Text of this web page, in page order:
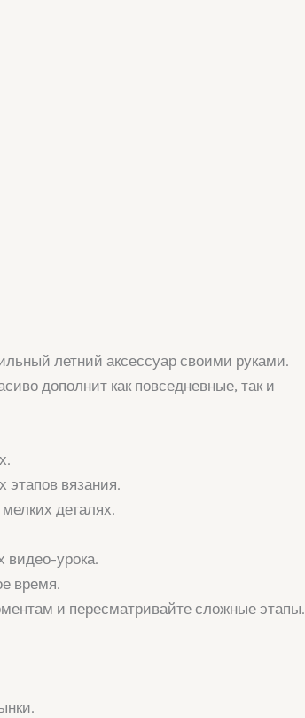
летний аксессуар своими руками.
дополнит как повседневные, так и
этапов вязания.
деталях.
видео-урока.
время.
и пересматривайте сложные этапы.